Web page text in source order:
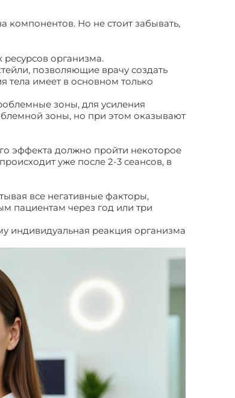
компонентов. Но не стоит забывать,
ресурсов организма.
позволяющие врачу создать
тела имеет в основном только
зоны, для усиления
зоны, но при этом оказывают
эффекта должно пройти некоторое
уже после 2-3 сеансов, в
все негативные факторы,
пациентам через год или три
индивидуальная реакция организма